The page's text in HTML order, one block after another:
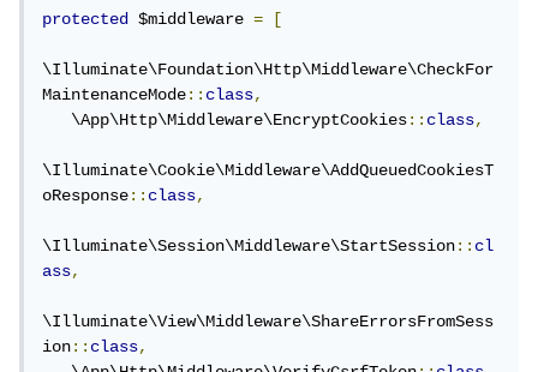
protected $middleware = [
\Illuminate\Foundation\Http\Middleware\CheckFor
MaintenanceMode::class,
   \App\Http\Middleware\EncryptCookies
::class,
\Illuminate\Cookie\Middleware\AddQueuedCookiesT
oResponse::class,
\Illuminate\Session\Middleware\StartSession::cl
ass,
\Illuminate\View\Middleware\ShareErrorsFromSess
ion::class,